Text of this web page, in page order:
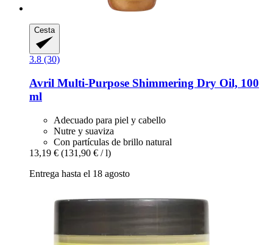
Cesta
3.8 (30)
Avril Multi-​Purpose Shimmering Dry Oil, 100
ml
Adecuado para piel y cabello
Nutre y suaviza
Con partículas de brillo natural
13,19 € (131,90 € / l)
Entrega hasta el 18 agosto